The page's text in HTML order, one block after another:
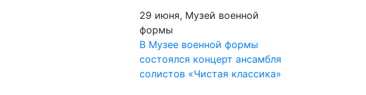
29 июня, Музей военной
формы
В Музее военной формы
состоялся концерт ансамбля
солистов «Чистая классика»